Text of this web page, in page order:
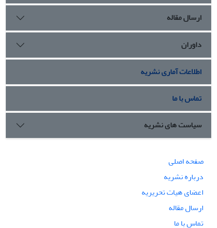
قاجار هیچ قانونی برای جلوگیری از اکتشافات و حفاری های ایرانیان
و غربیان وجود نداشت.در زمان ناصرالدین شاه در 16 دی
القعده1312قمری اولین بار امتیاز اکتشافات علمی در تمام نقاط
ایران به فرانسویان داده شد.که پس از تشکیل اوّلین مجلس ملّی
ایران آن را باطل نمود.
ارسال مقاله
داوران
اطلاعات آماری نشریه
تماس با ما
سیاست های نشریه
صفحه اصلی
درباره نشریه
اعضای هیات تحریریه
ارسال مقاله
تماس با ما